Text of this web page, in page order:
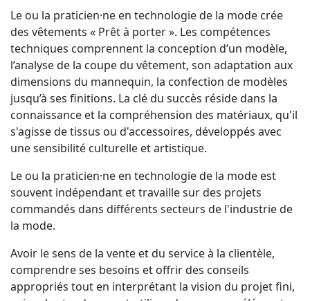
Le ou la praticien·ne en technologie de la mode crée
des vêtements « Prêt à porter ». Les compétences
techniques comprennent la conception d’un modèle,
l’analyse de la coupe du vêtement, son adaptation aux
dimensions du mannequin, la confection de modèles
jusqu’à ses finitions. La clé du succès réside dans la
connaissance et la compréhension des matériaux, qu'il
s'agisse de tissus ou d'accessoires, développés avec
une sensibilité culturelle et artistique.
Le ou la praticien·ne en technologie de la mode est
souvent indépendant et travaille sur des projets
commandés dans différents secteurs de l'industrie de
la mode.
Avoir le sens de la vente et du service à la clientèle,
comprendre ses besoins et offrir des conseils
appropriés tout en interprétant la vision du projet fini,